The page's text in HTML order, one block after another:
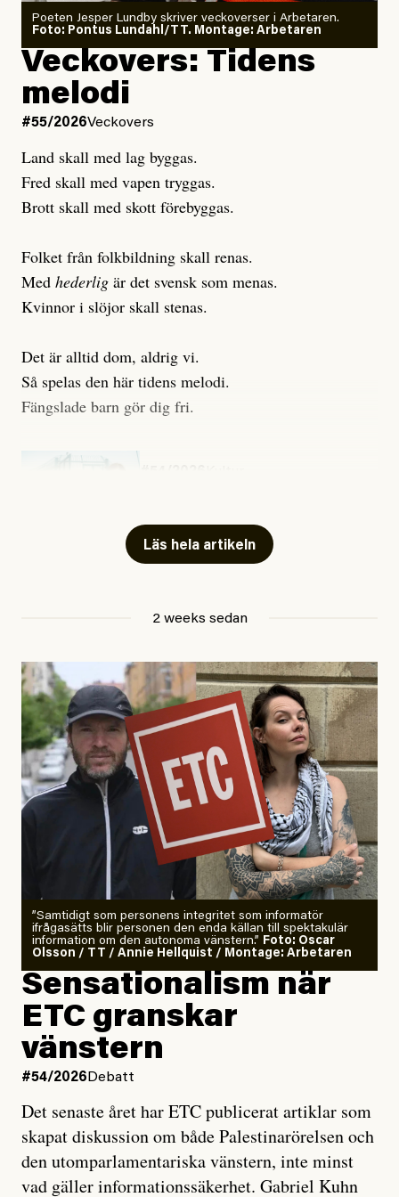
Publicerad6 August, 2026
Uppdaterad7 August, 2026
Joel Kellgren
Publicerad3 August, 2026
Uppdaterad3 August, 2026
Poeten Jesper Lundby skriver veckoverser i Arbetaren.
Foto: Pontus Lundahl/TT. Montage: Arbetaren
Veckovers: Tidens
melodi
#55/2026Veckovers
Land skall med lag byggas.
Fred skall med vapen tryggas.
Brott skall med skott förebyggas.
Folket från folkbildning skall renas.
Med hederlig är det svensk som menas.
Kvinnor i slöjor skall stenas.
Det är alltid dom, aldrig vi.
Så spelas den här tidens melodi.
Fängslade barn gör dig fri.
Läs hela artikeln
2 weeks sedan
”Samtidigt som personens integritet som informatör
ifrågasätts blir personen den enda källan till spektakulär
information om den autonoma vänstern.” Foto: Oscar
Olsson / TT / Annie Hellquist / Montage: Arbetaren
Sensationalism när
ETC granskar
vänstern
#54/2026 Debatt
Det senaste året har ETC publicerat artiklar som
skapat diskussion om både Palestinarörelsen och
den utomparlamentariska vänstern, inte minst
vad gäller informationssäkerhet. Gabriel Kuhn